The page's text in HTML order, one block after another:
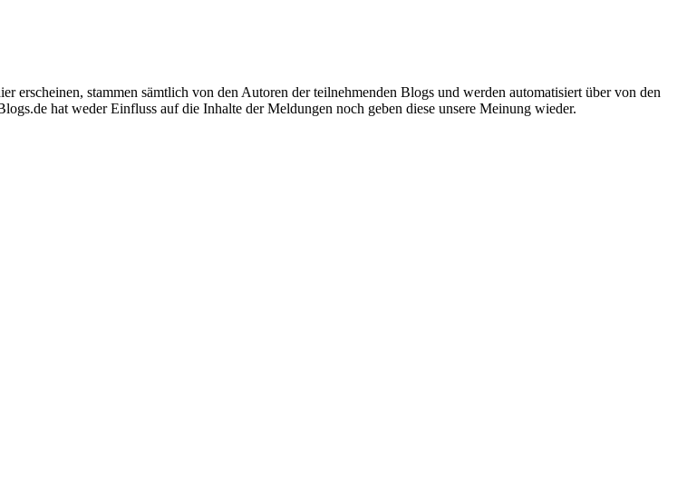
stammen sämtlich von den Autoren der teilnehmenden Blogs und werden automatisiert über von den
hat weder Einfluss auf die Inhalte der Meldungen noch geben diese unsere Meinung wieder.